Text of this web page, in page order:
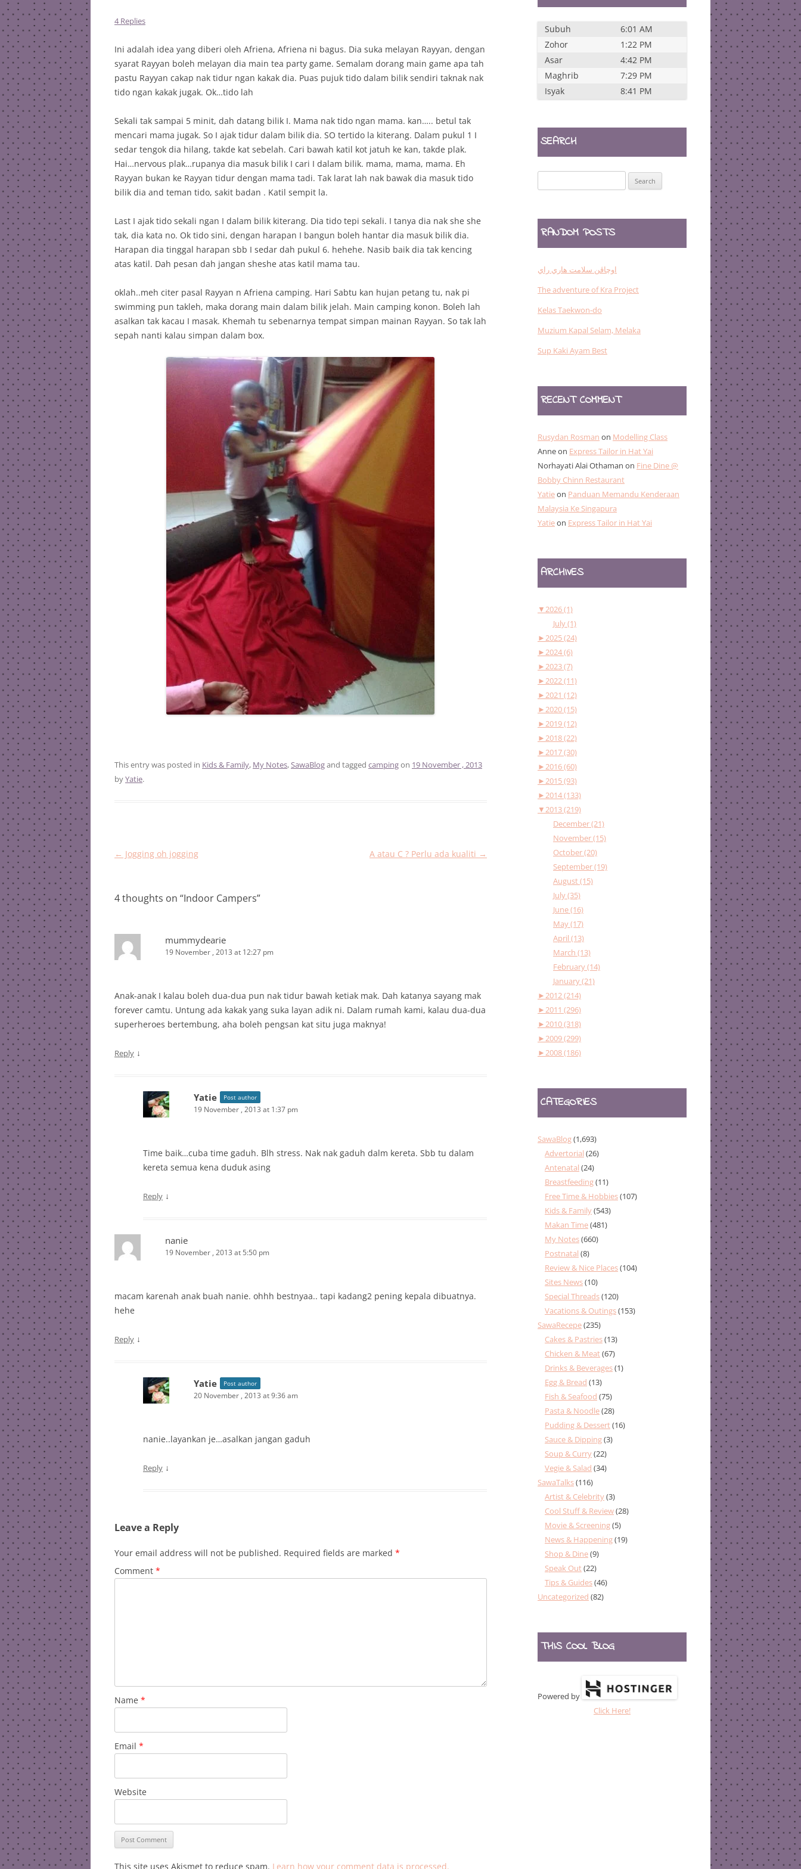
4 Replies
Ini adalah idea yang diberi oleh Afriena, Afriena ni bagus. Dia suka melayan Rayyan, dengan
syarat Rayyan boleh melayan dia main tea party game. Semalam dorang main game apa tah
pastu Rayyan cakap nak tidur ngan kakak dia. Puas pujuk tido dalam bilik sendiri taknak nak
tido ngan kakak jugak. Ok…tido lah
Sekali tak sampai 5 minit, dah datang bilik I. Mama nak tido ngan mama. kan….. betul tak
mencari mama jugak. So I ajak tidur dalam bilik dia. SO tertido la kiterang. Dalam pukul 1 I
sedar tengok dia hilang, takde kat sebelah. Cari bawah katil kot jatuh ke kan, takde plak.
Hai…nervous plak…rupanya dia masuk bilik I cari I dalam bilik. mama, mama, mama. Eh
Rayyan bukan ke Rayyan tidur dengan mama tadi. Tak larat lah nak bawak dia masuk tido
bilik dia and teman tido, sakit badan . Katil sempit la.
Last I ajak tido sekali ngan I dalam bilik kiterang. Dia tido tepi sekali. I tanya dia nak she she
tak, dia kata no. Ok tido sini, dengan harapan I bangun boleh hantar dia masuk bilik dia.
Harapan dia tinggal harapan sbb I sedar dah pukul 6. hehehe. Nasib baik dia tak kencing
atas katil. Dah pesan dah jangan sheshe atas katil mama tau.
oklah..meh citer pasal Rayyan n Afriena camping. Hari Sabtu kan hujan petang tu, nak pi
swimming pun takleh, maka dorang main dalam bilik jelah. Main camping konon. Boleh lah
asalkan tak kacau I masak. Khemah tu sebenarnya tempat simpan mainan Rayyan. So tak lah
sepah nanti kalau simpan dalam box.
This entry was posted in Kids & Family, My Notes,SawaBlogand tagged campingon 19 November , 2013
byYatie.
Post
← Jogging oh jogging A atau C ? Perlu ada kualiti →
4 thoughts on “Indoor Campers”
mummydearie
19 November , 2013 at 12:27 pm
Anak-anak I kalau boleh dua-dua pun nak tidur bawah ketiak mak. Dah katanya sayang mak
forever camtu. Untung ada kakak yang suka layan adik ni. Dalam rumah kami, kalau dua-dua
superheroes bertembung, aha boleh pengsan kat situ juga maknya!
Reply ↓
Yatie Post author
19 November , 2013 at 1:37 pm
Time baik…cuba time gaduh. Blh stress. Nak nak gaduh dalm kereta. Sbb tu dalam
kereta semua kena duduk asing
Reply ↓
nanie
19 November , 2013 at 5:50 pm
macam karenah anak buah nanie. ohhh bestnyaa.. tapi kadang2 pening kepala dibuatnya.
hehe
Reply ↓
Yatie Post author
20 November , 2013 at 9:36 am
nanie..layankan je…asalkan jangan gaduh
Reply ↓
Leave a Reply
Your email address will not be published. Required fields are marked *
Comment *
Name *
Email *
Website
This site uses Akismet to reduce spam. Learn how your comment data is processed.
Subuh
6:01 AM
Zohor
1:22 PM
Asar
4:42 PM
Maghrib
7:29 PM
Isyak
8:41 PM
SEARCH
for:
RANDOM POSTS
اوچاڤن سلامت هاري راي
The adventure of Kra Project
Kelas Taekwon-do
Muzium Kapal Selam, Melaka
Sup Kaki Ayam Best
RECENT COMMENT
Rusydan Rosman on Modelling Class
Anneon Express Tailor in Hat Yai
Norhayati Alai Othaman on Fine Dine @
Bobby Chinn Restaurant
Yatieon Panduan Memandu Kenderaan
Malaysia Ke Singapura
Yatieon Express Tailor in Hat Yai
ARCHIVES
▼2026 (1)
July (1)
►2025 (24)
►2024 (6)
►2023 (7)
►2022 (11)
►2021 (12)
►2020 (15)
►2019 (12)
►2018 (22)
►2017 (30)
►2016 (60)
►2015 (93)
►2014 (133)
▼2013 (219)
December (21)
November (15)
October (20)
September (19)
August (15)
July (35)
June (16)
May (17)
April (13)
March (13)
February (14)
January (21)
►2012 (214)
►2011 (296)
►2010 (318)
►2009 (299)
►2008 (186)
CATEGORIES
SawaBlog(1,693)
Advertorial (26)
Antenatal (24)
Breastfeeding(11)
Free Time & Hobbies(107)
Kids & Family(543)
Makan Time(481)
My Notes(660)
Postnatal (8)
Review & Nice Places(104)
Sites News(10)
Special Threads(120)
Vacations & Outings(153)
SawaRecepe(235)
Cakes & Pastries(13)
Chicken & Meat(67)
Drinks & Beverages(1)
Egg & Bread (13)
Fish & Seafood (75)
Pasta & Noodle(28)
Pudding & Dessert(16)
Sauce & Dipping(3)
Soup & Curry(22)
Vegie & Salad (34)
SawaTalks(116)
Artist & Celebrity(3)
Cool Stuff & Review(28)
Movie & Screening(5)
News & Happening(19)
Shop & Dine(9)
Speak Out(22)
Tips & Guides(46)
Uncategorized (82)
THIS COOL BLOG
Powered by
Click Here!